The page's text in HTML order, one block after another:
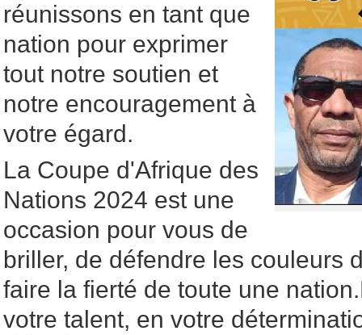
réunissons en tant que
nation pour exprimer
tout notre soutien et
notre encouragement à
votre égard.
La Coupe d'Afrique des
Nations 2024 est une
occasion pour vous de
briller, de défendre les couleurs
faire la fierté de toute une
votre talent, en votre